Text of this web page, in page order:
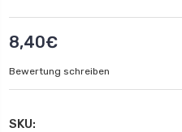
8,40€
Bewertung schreiben
SKU: